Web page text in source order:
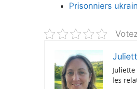
Prisonniers
les